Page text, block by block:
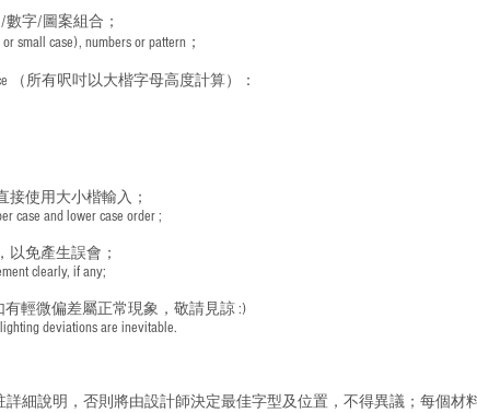
字/圖案組合；
small case), numbers or pattern；
（所有呎吋以大楷字母高度計算）：
接使用大小楷輸入；
case and lower case order ;
以免產生誤會；
clearly, if any;
輕微偏差屬正常現象，敬請見諒 :)
deviations are inevitable.
細說明，否則將由設計師決定最佳字型及位置，不得異議；每個材